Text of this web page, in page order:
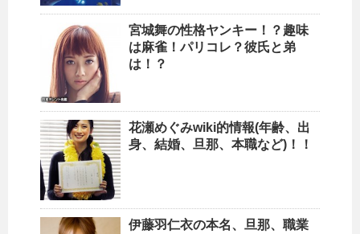
宮城舞の性格ヤンキー！？趣味
は麻雀！パリコレ？彼氏と弟
は！？
花瀬めぐみwiki的情報(年齢、出
身、結婚、旦那、本職など)！！
伊藤羽仁衣の本名、旦那、職業